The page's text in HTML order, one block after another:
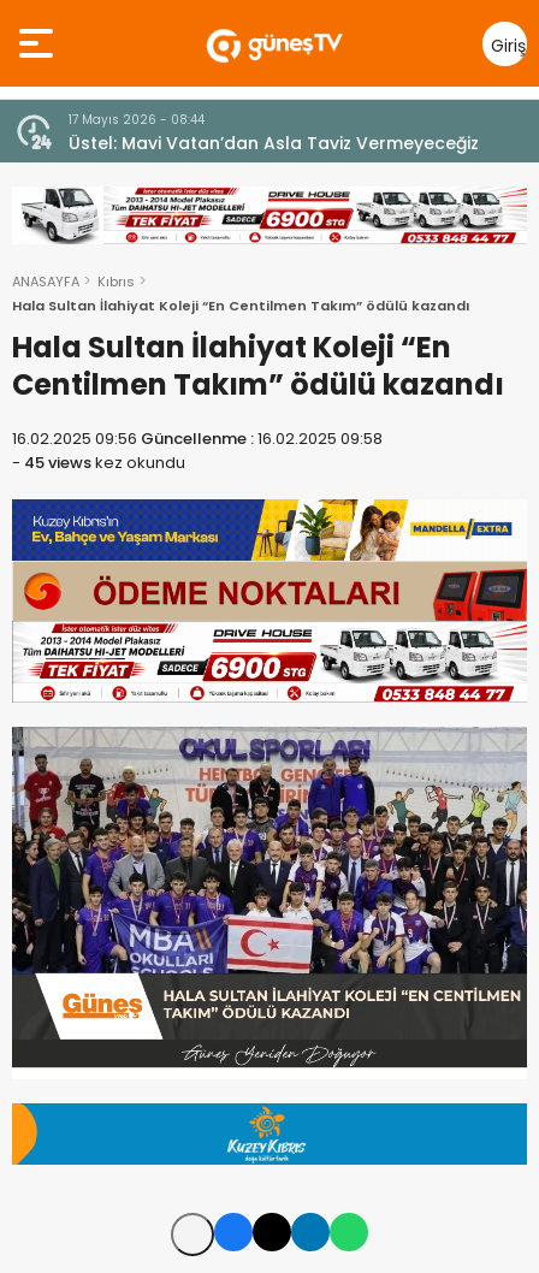
Giriş
Yap
7 Ağustos 2026 - 12:36
ÜSTEL: “ERENKÖY RUHU SONSUZA DEK YAŞAYACAK”
ANASAYFA
Kıbrıs
Hala Sultan İlahiyat Koleji “En Centilmen Takım” ödülü kazandı
Hala Sultan İlahiyat Koleji “En
Centilmen Takım” ödülü kazandı
16.02.2025 09:56 Güncellenme :16.02.2025 09:58
- 45 viewskez okundu